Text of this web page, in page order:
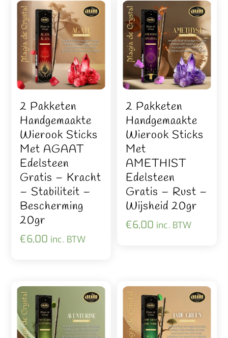
2 Pakketen
Handgemaakte
Wierook Sticks
Met AGAAT
Edelsteen
Gratis – Kracht
– Stabiliteit –
Bescherming
20gr
€6,00 inc. BTW
2 Pakketen
Handgemaakte
Wierook Sticks
Met
AMETHIST
Edelsteen
Gratis – Rust –
Wijsheid 20gr
€6,00 inc. BTW